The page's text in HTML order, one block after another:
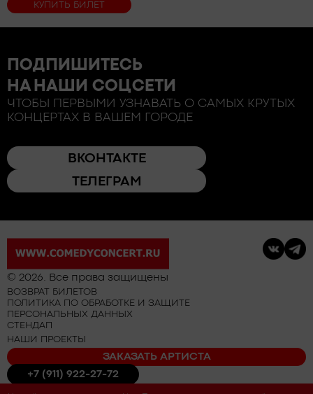
КУПИТЬ БИЛЕТ
ПОДПИШИТЕСЬ
НА НАШИ СОЦСЕТИ
ЧТОБЫ ПЕРВЫМИ УЗНАВАТЬ О САМЫХ КРУТЫХ
КОНЦЕРТАХ В ВАШЕМ ГОРОДЕ
ВКОНТАКТЕ
ТЕЛЕГРАМ
© 2026. Все права защищены
ВОЗВРАТ БИЛЕТОВ
ПОЛИТИКА ПО ОБРАБОТКЕ И ЗАЩИТЕ
ПЕРСОНАЛЬНЫХ ДАННЫХ
СТЕНДАП
НАШИ ПРОЕКТЫ
ЗАКАЗАТЬ АРТИСТА
+7 (911) 922-27-72